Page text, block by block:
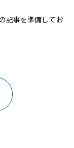
記事を準備してお